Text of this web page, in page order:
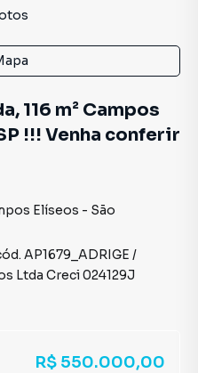
116 m² Campos
!!! Venha conferir
Elíseos - São
AP1679_ADRIGE /
Ltda Creci024129J
R$ 550.000,00